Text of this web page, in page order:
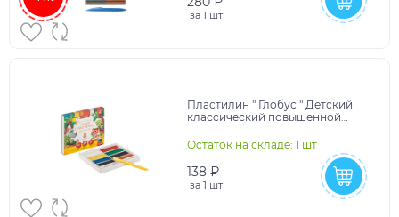
за 1 шт
Пластилин " Глобус " Детский
классический повышенной
120грамм,картонная упаковка
Остаток на складе: 1 шт
138 ₽
за 1 шт